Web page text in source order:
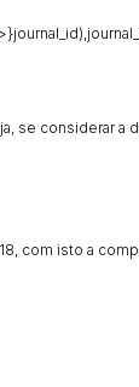
se considerar a
com isto a